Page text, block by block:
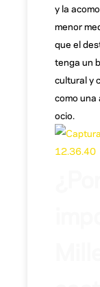
y la
menor
que el
tenga un
cultural y
como una
ocio.